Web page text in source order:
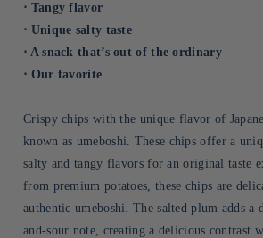
⋅ Tangy flavor
⋅ Unique salty taste
⋅ A snack that’s out of the ordinary
⋅ Our favorite
Crispy chips with the unique flavor of
known as umeboshi. These chips offer a
salty and tangy flavors for an original taste
from premium potatoes, these chips are
authentic umeboshi. The salted plum adds a
and-sour note, creating a delicious contrast